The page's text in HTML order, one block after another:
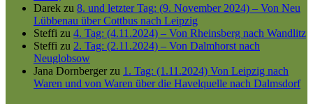
Darek zu 8. und letzter Tag: (9. November 2024) – Von Neu
Lübbenau über Cottbus nach Leipzig
Steffi zu 4. Tag: (4.11.2024) – Von Rheinsberg nach Wandlitz
Steffi zu 2. Tag: (2.11.2024) – Von Dalmhorst nach
Neuglobsow
Jana Dornbergerzu 1. Tag: (1.11.2024) Von Leipzig nach
Waren und von Waren über die Havelquelle nach Dalmsdorf